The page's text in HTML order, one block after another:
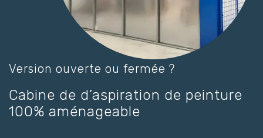
Version ouverte ou fermée ?
Cabine de d’aspiration de peinture
100% aménageable